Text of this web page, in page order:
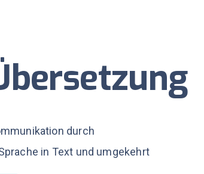
durch
in Text und umgekehrt